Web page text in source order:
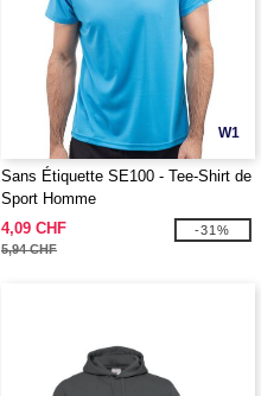
W1
Sans Étiquette SE100 - Tee-Shirt de
Sport Homme
4,09 CHF
5,94 CHF
-31%